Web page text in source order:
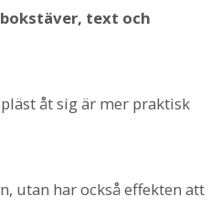
text och
åt sig är mer praktisk
utan har också effekten att